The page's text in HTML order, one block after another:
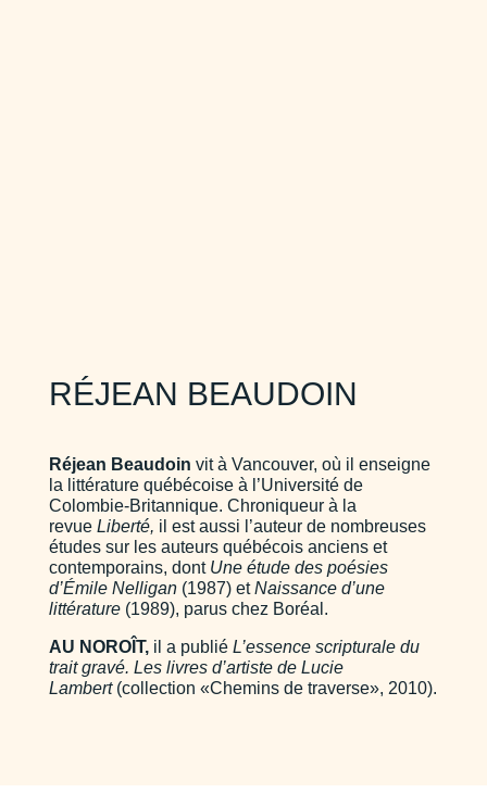
RÉJEAN BEAUDOIN
Réjean Beaudoin vit à Vancouver, où il enseigne
la littérature québécoise à l’Université de
Colombie-Britannique. Chroniqueur à la
revue Liberté, il est aussi l’auteur de nombreuses
études sur les auteurs québécois anciens et
contemporains, dont Une étude des poésies
d’Émile Nelligan(1987) etNaissance d’une
littérature(1989), parus chez Boréal.
AU NOROÎT,il a publié L’essence scripturale du
trait gravé. Les livres d’artiste de Lucie
Lambert(collection «Chemins de traverse», 2010).